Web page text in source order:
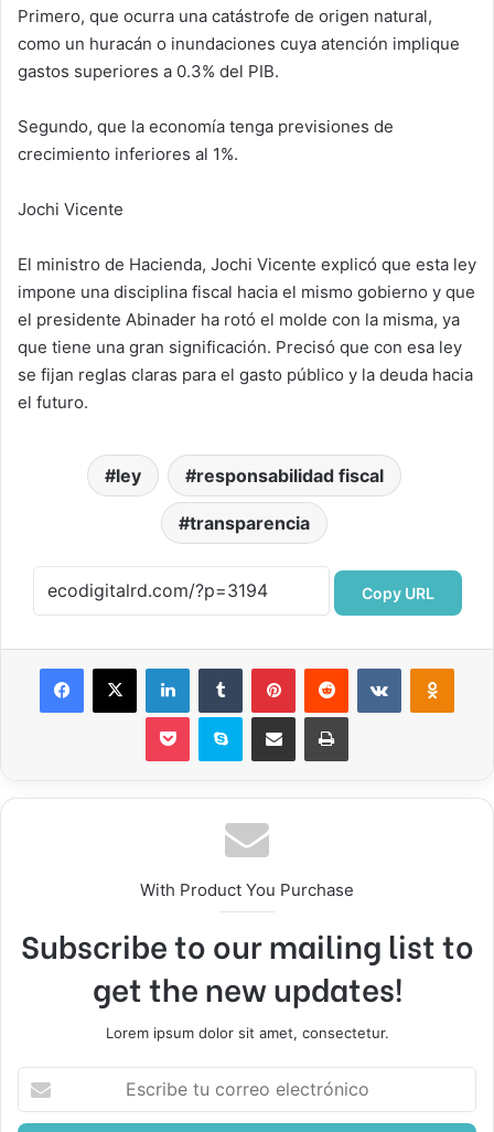
Primero, que ocurra una catástrofe de origen natural,
como un huracán o inundaciones cuya atención implique
gastos superiores a 0.3% del PIB.
Segundo, que la economía tenga previsiones de
crecimiento inferiores al 1%.
Jochi Vicente
El ministro de Hacienda, Jochi Vicente explicó que esta ley
impone una disciplina fiscal hacia el mismo gobierno y que
el presidente Abinader ha rotó el molde con la misma, ya
que tiene una gran significación. Precisó que con esa ley
se fijan reglas claras para el gasto público y la deuda hacia
el futuro.
ley responsabilidad fiscal
transparencia
Copy URL
Facebook
X LinkedInTumblr PinterestReddit VKontakte
Pocket Skype Compartir por correo electrónicoImprimir
With Product You Purchase
Subscribe to our mailing list to
get the new updates!
Lorem ipsum dolor sit amet, consectetur.
correo